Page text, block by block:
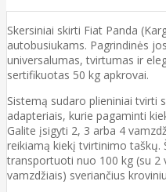
Skersiniai skirti Fiat Panda
autobusiukams. Pagrindinės
universalumas, tvirtumas ir
sertifikuotas 50 kg apkrovai.
Sistemą sudaro plieniniai tvirti
adapteriais, kurie pagaminti
Galite įsigyti 2, 3 arba 4
reikiamą kiekį tvirtinimo taškų.
transportuoti nuo 100 kg (su 2
vamzdžiais) sveriančius